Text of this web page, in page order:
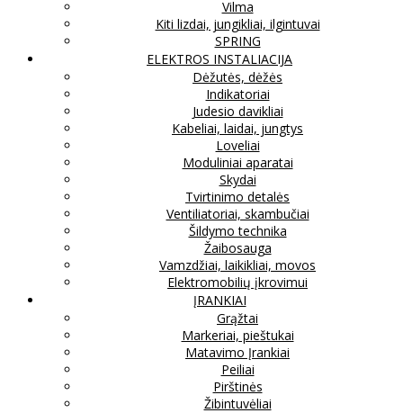
Vilma
Kiti lizdai, jungikliai, ilgintuvai
SPRING
ELEKTROS INSTALIACIJA
Dėžutės, dėžės
Indikatoriai
Judesio davikliai
Kabeliai, laidai, jungtys
Loveliai
Moduliniai aparatai
Skydai
Tvirtinimo detalės
Ventiliatoriai, skambučiai
Šildymo technika
Žaibosauga
Vamzdžiai, laikikliai, movos
Elektromobilių įkrovimui
ĮRANKIAI
Grąžtai
Markeriai, pieštukai
Matavimo Įrankiai
Peiliai
Pirštinės
Žibintuvėliai